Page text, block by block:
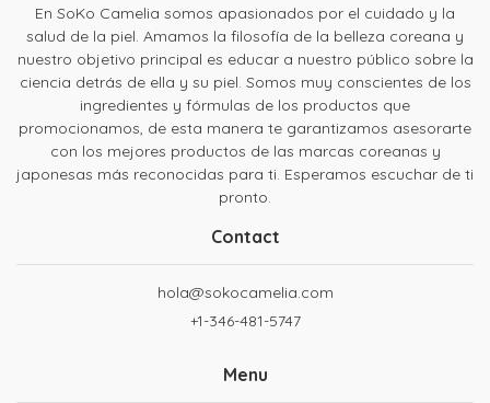
En SoKo Camelia somos apasionados por el cuidado y la
salud de la piel. Amamos la filosofía de la belleza coreana y
nuestro objetivo principal es educar a nuestro público sobre la
ciencia detrás de ella y su piel. Somos muy conscientes de los
ingredientes y fórmulas de los productos que
promocionamos, de esta manera te garantizamos asesorarte
con los mejores productos de las marcas coreanas y
japonesas más reconocidas para ti. Esperamos escuchar de ti
pronto.
Contact
hola@sokocamelia.com
+1-346-481-5747
Menu